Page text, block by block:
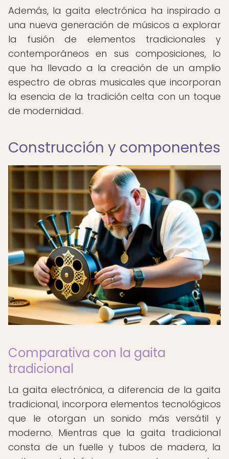
Además, la gaita electrónica ha inspirado a
una nueva generación de músicos a explorar
la fusión de elementos tradicionales y
contemporáneos en sus composiciones, lo
que ha llevado a la creación de un amplio
espectro de obras musicales que incorporan
la esencia de la tradición celta con un toque
de modernidad.
Construcción y componentes
Comparativa con la gaita
tradicional
La gaita electrónica, a diferencia de la gaita
tradicional, incorpora elementos tecnológicos
que le otorgan un sonido más versátil y
moderno. Mientras que la gaita tradicional
consta de un fuelle y tubos de madera, la